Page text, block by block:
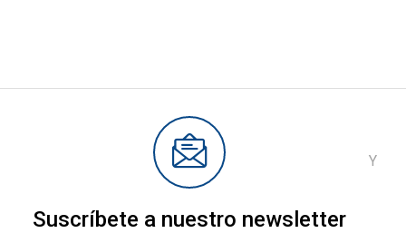
Suscríbete a nuestro newsletter
Y